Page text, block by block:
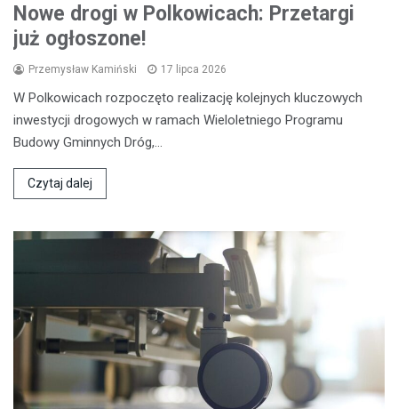
Nowe drogi w Polkowicach: Przetargi
już ogłoszone!
Przemysław Kamiński 17 lipca 2026
W Polkowicach rozpoczęto realizację kolejnych kluczowych
inwestycji drogowych w ramach Wieloletniego Programu
Budowy Gminnych Dróg,…
Czytaj dalej